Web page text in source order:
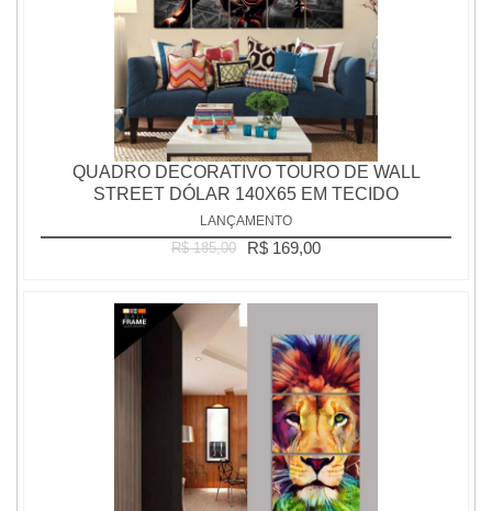
QUADRO DECORATIVO TOURO DE WALL
STREET DÓLAR 140X65 EM TECIDO
LANÇAMENTO
R$ 185,00 R$ 169,00